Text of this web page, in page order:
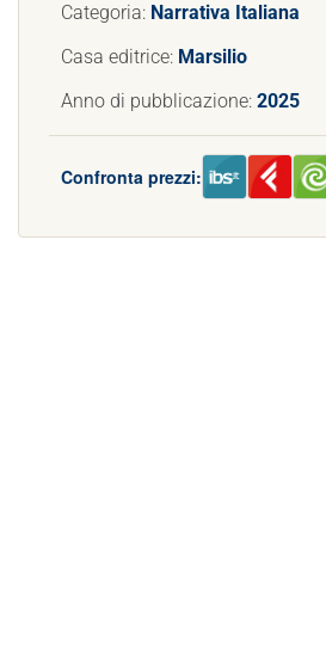
Categoria: Narrativa Italiana
Casa editrice: Marsilio
Anno di pubblicazione: 2025
Confronta prezzi: